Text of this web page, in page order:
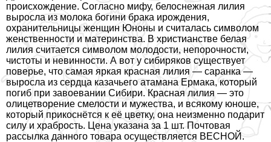
происхождение. Согласно мифу, белоснежная лилия
выросла из молока богини бpaка ирождения,
охранительницы женщин Юноны и считалась символом
женственности и материнства. В христианстве белая
лилия считается символом молодости, непорочности,
чистоты и невинности. А вот у сибиряков существует
поверье, что самая яркая красная лилия — саранка —
выросла из сердца казачьего атамана Ермака, который
погиб при завоевании Сибири. Красная лилия — это
олицетворение смелости и мужества, и всякому юноше,
который прикоснётся к её цветку, она неизменно подарит
силу и храбрость. Цена указана за 1 шт. Почтовая
рассылка данного товара осуществляется ВЕСНОЙ.